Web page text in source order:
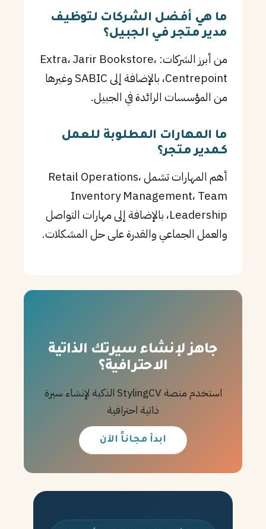
ما هي أفضل الشركات لتوظيف
مدير متجر في الجبيل؟
من أبرز الشركات: Extra، Jarir Bookstore،
Centrepoint، بالإضافة إلى SABIC وغيرها
من المؤسسات الرائدة في الجبيل.
ما المهارات المطلوبة للعمل
كـمدير متجر؟
أهم المهارات تشمل Retail Operations،
Inventory Management، Team
Leadership، بالإضافة إلى مهارات التواصل
والعمل الجماعي والقدرة على حل المشكلات.
جاهز لإنشاء سيرتك الذاتية
الاحترافية؟
استخدم منصة StylingCV الذكية لإنشاء سيرة
ذاتية احترافية
ابدأ مجاناً الآن